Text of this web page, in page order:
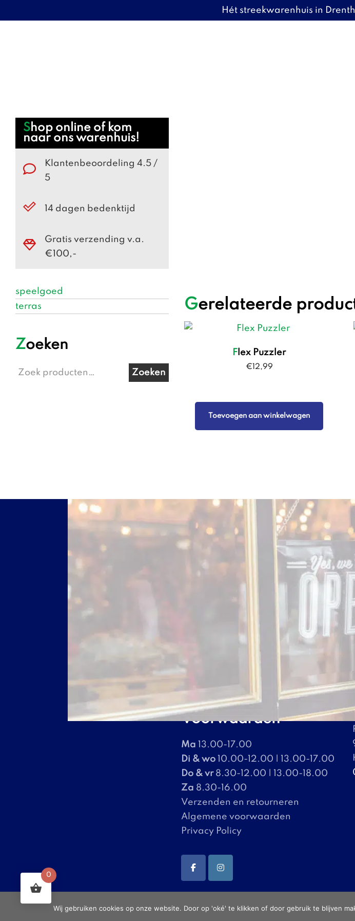
Hét streekwarenhuis in
Webshop
Sidebar
Shop online of kom
naar ons warenhuis!
Klantenbeoordeling 4.5 /
5
14 dagen bedenktijd
Gratis verzending v.a.
€100,-
speelgoed
terras
Zoeken
Zoeken
Zoeken
Gerelateerde
Flex Puzzler
€12,99
Toevoegen aan winkelwagen
Waar haal ik
Nou, bij
Kom langs bij ons gezellige,
Winkel &
Voorwaarden
Ma 13.00-17.00
Di & wo10.00-12.00 | 13.00-17.00
Do & vr8.30-12.00 | 13.00-18.00
Za 8.30-16.00
Verzenden en retourneren
Algemene voorwaarden
Privacy Policy
0
Wij gebruiken cookies op onze website. Door op 'oké' te klikken of door gebruik te blijven